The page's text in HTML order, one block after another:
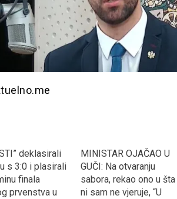
deklasirali
s 3:0 i plasirali
finala
prvenstva u
MINISTAR OJAČAO U
GUČI: Na otvaranju
sabora, rekao ono u šta
ni sam ne vjeruje, “U